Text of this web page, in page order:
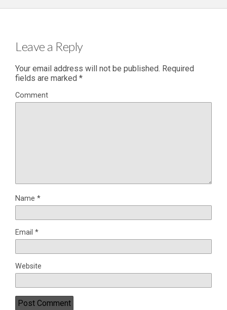
Leave a Reply
Your email address will not be published. Required
fields are marked *
Comment
Name *
Email *
Website